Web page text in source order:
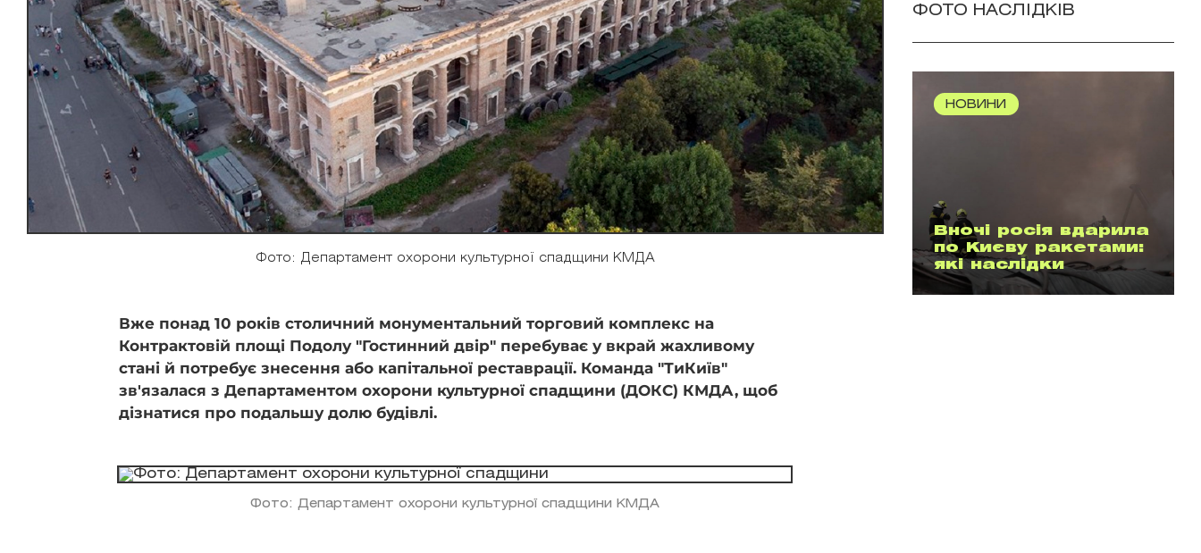
Фото: Департамент охорони культурної спадщини КМДА
Вже понад 10 років столичний монументальний торговий комплекс на
Контрактовій площі Подолу "Гостинний двір" перебуває у вкрай жахливому
стані й потребує знесення або капітальної реставрації. Команда "ТиКиїв"
зв'язалася з Департаментом охорони культурної спадщини (ДОКС) КМДА, щоб
дізнатися про подальшу долю будівлі.
Фото: Департамент охорони культурної спадщини КМДА
ФОТО НАСЛІДКІВ
НОВИНИ
Вночі росія вдарила
по Києву ракетами:
які наслідки